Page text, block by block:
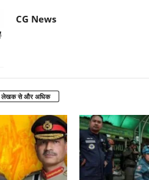
CG News
लेखक से और अधिक